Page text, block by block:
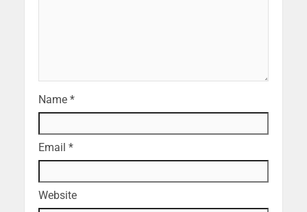
Name *
Email *
Website